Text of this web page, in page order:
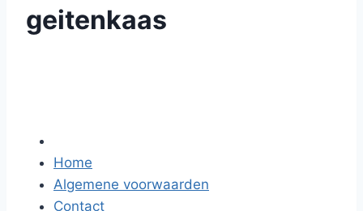
geitenkaas
Home
Algemene voorwaarden
Contact